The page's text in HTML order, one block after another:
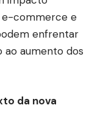
e-commerce e
enfrentar
ao aumento dos
da nova